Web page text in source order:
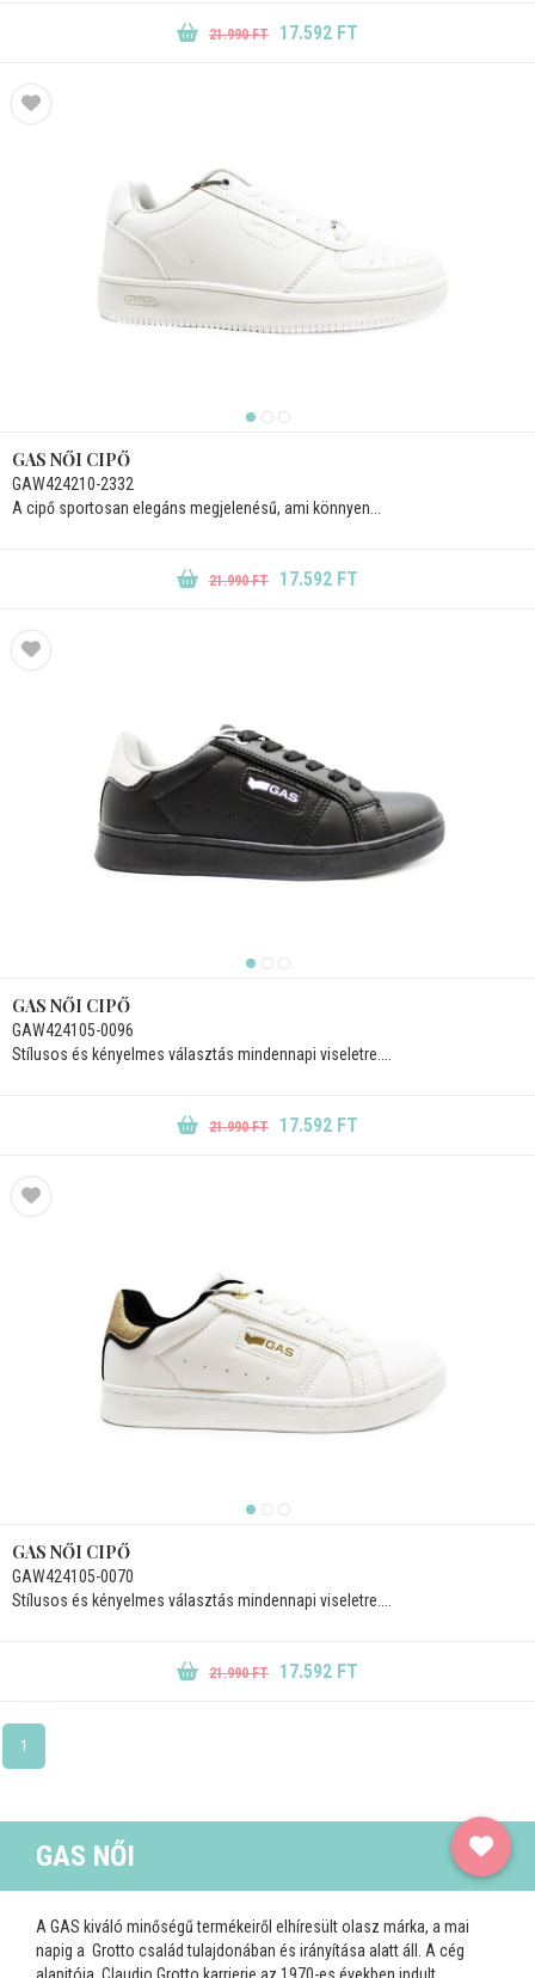
21.990 FT 17.592 FT
GAS NŐI CIPŐ
GAW424210-2332
A cipő sportosan elegáns megjelenésű, ami könnyen...
21.990 FT 17.592 FT
GAS NŐI CIPŐ
GAW424105-0096
Stílusos és kényelmes választás mindennapi viseletre....
21.990 FT 17.592 FT
GAS NŐI CIPŐ
GAW424105-0070
Stílusos és kényelmes választás mindennapi viseletre....
21.990 FT 17.592 FT
1
GAS NŐI
A GAS kiváló minőségű termékeiről elhíresült olasz márka, a mai
napig a Grotto család tulajdonában és irányítása alatt áll. A cég